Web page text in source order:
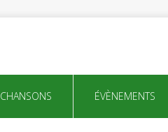
CHANSONS ÉVÈNEMENTS